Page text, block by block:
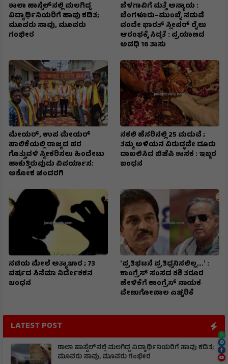
ಶಾಲಾ ಹಾಸ್ಟೆಲ್‌ನಲ್ಲಿ ಮಲಗಿದ್ದ
ವಿದ್ಯಾರ್ಥಿನಿಯರಿಗೆ ಹಾವು ಕಡಿತ;
ಮೂವರು ಸಾವು, ಮೂವರು
ಗಂಭೀರ
ಬೆಳಗಾವಿಗೆ ಮತ್ತೆ ಅನ್ಯಾಯ :
ಬೆಂಗಳೂರು–ಮುಂಬೈ ನಡುವೆ
ವಂದೇ ಭಾರತ್ ಸ್ಲೀಪರ್ ರೈಲು
ಆರಂಭಕ್ಕೆ ಸಿದ್ಧತೆ : ಪ್ರಯಾಣದ
ಅವಧಿ 16 ತಾಸು
ಮೇಯರ್, ಉಪ ಮೇಯರ್
ಪಾಲಿಕೆಯಲ್ಲಿ ರಾಜ್ಯದ ಪರ
ಗೊತ್ತುವಳಿ ಸ್ವೀಕರಿಸಲು ಹಿಂದೇಟು
ಹಾಕುತ್ತಿರುವುದು ವಿಪರ್ಯಾಸ:
ಅಶೋಕ ಚಂದರಗಿ
ನಕಲಿ ಹೆಸರಿನಲ್ಲಿ 25 ಮದುವೆ ;
ತಮ್ಮ ಅಳಿಯನ ವಿರುದ್ಧವೇ ದೂರು
ದಾಖಲಿಸಿದ ಬಿಜೆಪಿ ಶಾಸಕ : ಇಬ್ಬರ
ಬಂಧನ
ನಟಿಯ ಮೇಲೆ ಅತ್ಯಾಚಾರ ; 73
ವರ್ಷದ ಸಿನೆಮಾ ನಿರ್ದೇಶಕನ
ಬಂಧನ
ʼಪ್ರತಿಭಟನೆ ಪ್ರತಿಧ್ವನಿಸಲಿಲ್ಲ….ʼ :
ಕಾಂಗ್ರೆಸ್‌ ಸಂಸದ ಶಶಿ ತರೂರ
ಹೇಳಿಕೆಗೆ ಕಾಂಗ್ರೆಸ್‌ ನಾಯಕ
ವೇಣುಗೋಪಾಲ ಎಚ್ಚರಿಕೆ
LATEST POST
ಶಾಲಾ ಹಾಸ್ಟೆಲ್‌ನಲ್ಲಿ ಮಲಗಿದ್ದ ವಿದ್ಯಾರ್ಥಿನಿಯರಿಗೆ ಹಾವು ಕಡಿತ;
ಮೂವರು ಸಾವು, ಮೂವರು ಗಂಭೀರ